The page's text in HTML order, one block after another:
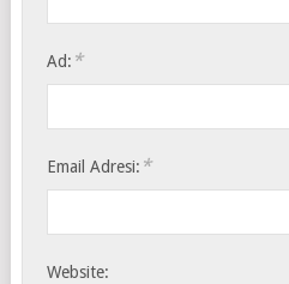
Ad: *
Email Adresi: *
Website: